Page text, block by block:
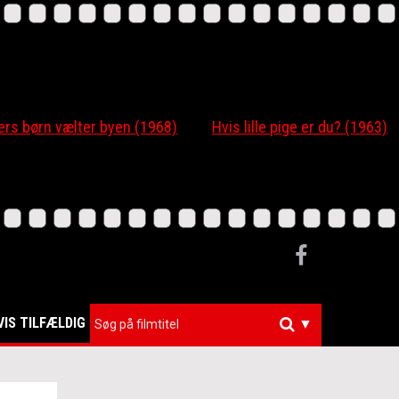
vælter byen (1968) Hvis lille pige er du? (1963)
TILFÆLDIG ▼